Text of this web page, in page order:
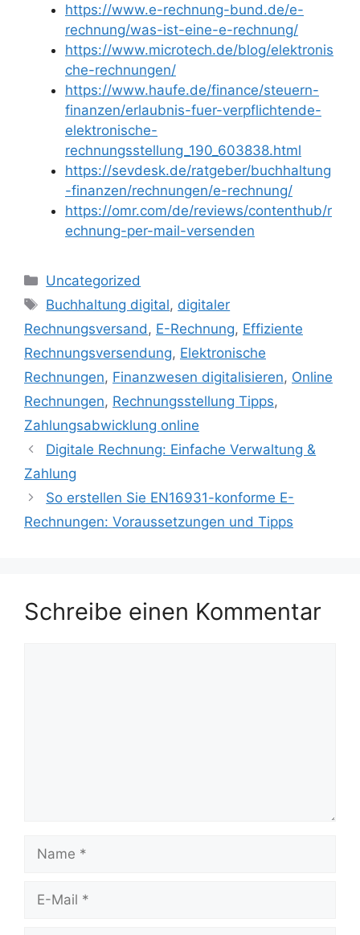
https://www.e-rechnung-bund.de/e-
rechnung/was-ist-eine-e-rechnung/
https://www.microtech.de/blog/elektronis
che-rechnungen/
https://www.haufe.de/finance/steuern-
finanzen/erlaubnis-fuer-verpflichtende-
elektronische-
rechnungsstellung_190_603838.html
https://sevdesk.de/ratgeber/buchhaltung
-finanzen/rechnungen/e-rechnung/
https://omr.com/de/reviews/contenthub/r
echnung-per-mail-versenden
Kategorien
Uncategorized
Schlagwörter
Buchhaltung digital, digitaler
Rechnungsversand , E-Rechnung, Effiziente
Rechnungsversendung, Elektronische
Rechnungen, Finanzwesen digitalisieren, Online
Rechnungen, Rechnungsstellung Tipps,
Zahlungsabwicklung online
Digitale Rechnung: Einfache Verwaltung &
Zahlung
So erstellen Sie EN16931-konforme E-
Rechnungen: Voraussetzungen und Tipps
Schreibe einen Kommentar
Mail